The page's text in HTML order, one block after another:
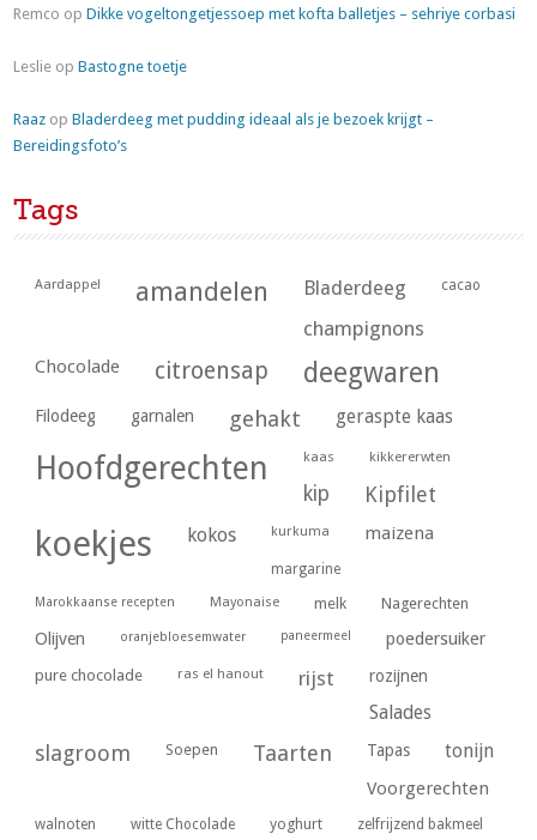
Remco opDikke vogeltongetjessoep met kofta balletjes – sehriye corbasi
Leslie opBastogne toetje
Raaz opBladerdeeg met pudding ideaal als je bezoek krijgt –
Bereidingsfoto’s
Tags
Aardappel amandelen Bladerdeeg cacao
champignons
Chocolade citroensap deegwaren
Filodeeg garnalen gehakt geraspte kaas
Hoofdgerechten kaas kikkererwten
kip Kipfilet
koekjes kokos kurkuma maizena
margarine
Marokkaanse recepten Mayonaise melk Nagerechten
Olijven oranjebloesemwater paneermeel poedersuiker
pure chocolade ras el hanout rijst rozijnen
Salades
slagroom Soepen Taarten Tapas tonijn
Voorgerechten
walnoten witte Chocolade yoghurt zelfrijzend bakmeel